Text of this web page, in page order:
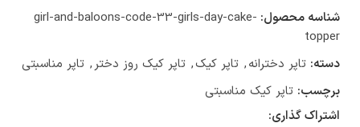
شناسه محصول: girl-and-baloons-code-33-girls-day-cake-
topper
دسته: تاپر دخترانه, تاپر کیک, تاپر کیک روز دختر, تاپر مناسبتی
برچسب: تاپر کیک مناسبتی
اشتراک گذاری: